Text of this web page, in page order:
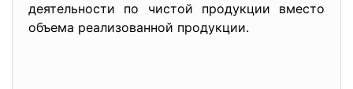
деятельности по чистой продукции вместо
объема реализованной продукции.